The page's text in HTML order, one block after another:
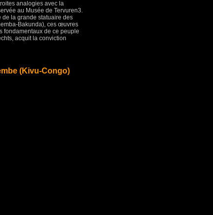
analogies avec la
au Musée de Tervuren3.
de la grande statuaire des
Bakunda), ces œuvres
fondamentaux de ce peuple
acquit la conviction
(Kivu-Congo)